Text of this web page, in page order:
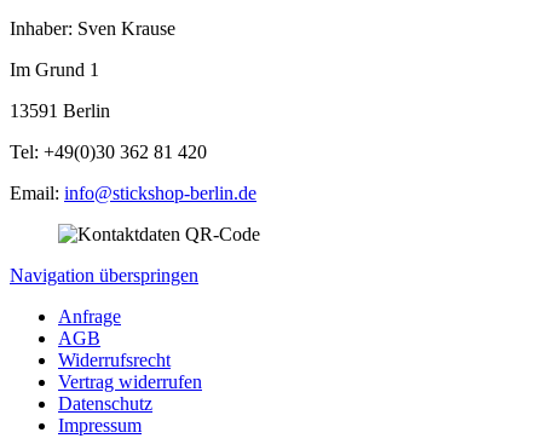
Inhaber: Sven Krause
Im Grund 1
13591 Berlin
Tel: +49(0)30 362 81 420
Email: info@stickshop-berlin.de
Navigation überspringen
Anfrage
AGB
Widerrufsrecht
Vertrag widerrufen
Datenschutz
Impressum